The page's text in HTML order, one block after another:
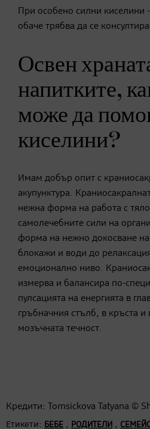
При особено силни
обаче трябва да се
Освен
напитките,
може да
киселини?
Имам добър опит с
акупунктура.
нежна форма на работа с
самолечебните сили на
форма на нежно докосване
блокажи и води до
емоционално ниво.
измерва и балансира по-
пулсацията на енергията в
гръбначния стълб, в кръста и
мозъчната течност.
Кредити: Tomsickova Tatyana ©
Етикети: БЕБЕ , РОДИТЕЛИ ,